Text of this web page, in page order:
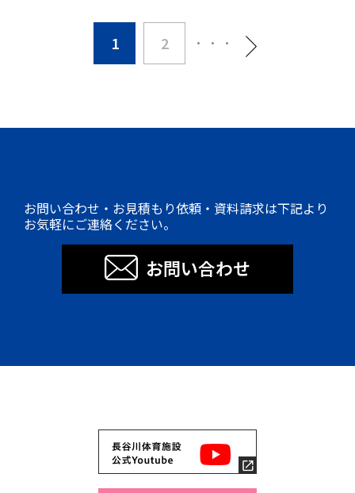
1 2
お問い合わせ・お見積もり依頼・資料請求は下記より
お気軽にご連絡ください。
お問い合わせ